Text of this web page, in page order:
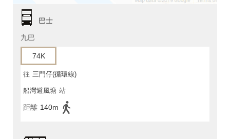
巴士
九巴
74K
往 三門仔(循環線)
船灣避風塘 站
距離 140m